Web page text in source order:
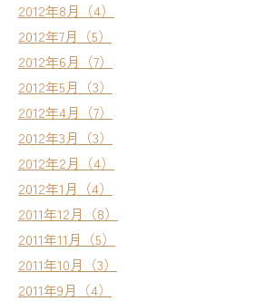
2012年8月（4）
2012年7月（5）
2012年6月（7）
2012年5月（3）
2012年4月（7）
2012年3月（3）
2012年2月（4）
2012年1月（4）
2011年12月（8）
2011年11月（5）
2011年10月（3）
2011年9月（4）